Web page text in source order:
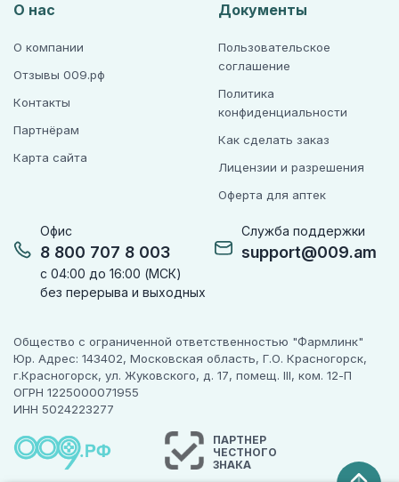
Офис
8 800 707 8 003
с 04:00 до 16:00 (МСК)
без перерыва и выходных
Служба поддержки
support@009.am
О нас
О компании
Отзывы 009.рф
Контакты
Партнёрам
Карта сайта
Документы
Пользовательское
соглашение
Политика
конфиденциальности
Как сделать заказ
Лицензии и разрешения
Оферта для аптек
Общество с ограниченной ответственностью "Фармлинк"
Юр. Адрес: 143402, Московская область, Г.О. Красногорск,
г.Красногорск, ул. Жуковского, д. 17, помещ. III, ком. 12-П
ОГРН 1225000071955
ИНН 5024223277
ПАРТНЕР
ЧЕСТНОГО
ЗНАКА